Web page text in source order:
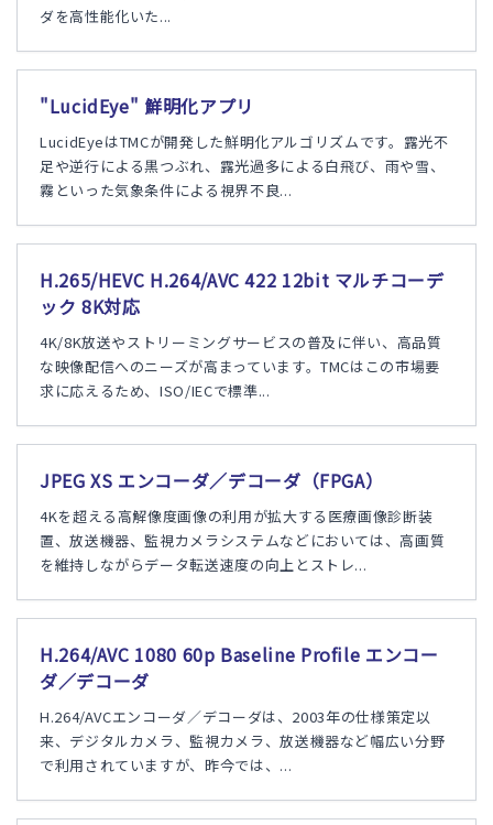
ダを高性能化いた...
"LucidEye" 鮮明化アプリ
LucidEyeはTMCが開発した鮮明化アルゴリズムです。露光不
足や逆行による黒つぶれ、露光過多による白飛び、雨や雪、
霧といった気象条件による視界不良...
H.265/HEVC H.264/AVC 422 12bit マルチコーデ
ック 8K対応
4K/8K放送やストリーミングサービスの普及に伴い、高品質
な映像配信へのニーズが高まっています。TMCはこの市場要
求に応えるため、ISO/IECで標準...
JPEG XS エンコーダ／デコーダ（FPGA）
4Kを超える高解像度画像の利用が拡大する医療画像診断装
置、放送機器、監視カメラシステムなどにおいては、高画質
を維持しながらデータ転送速度の向上とストレ...
H.264/AVC 1080 60p Baseline Profile エンコー
ダ／デコーダ
H.264/AVCエンコーダ／デコーダは、2003年の仕様策定以
来、デジタルカメラ、監視カメラ、放送機器など幅広い分野
で利用されていますが、昨今では、...